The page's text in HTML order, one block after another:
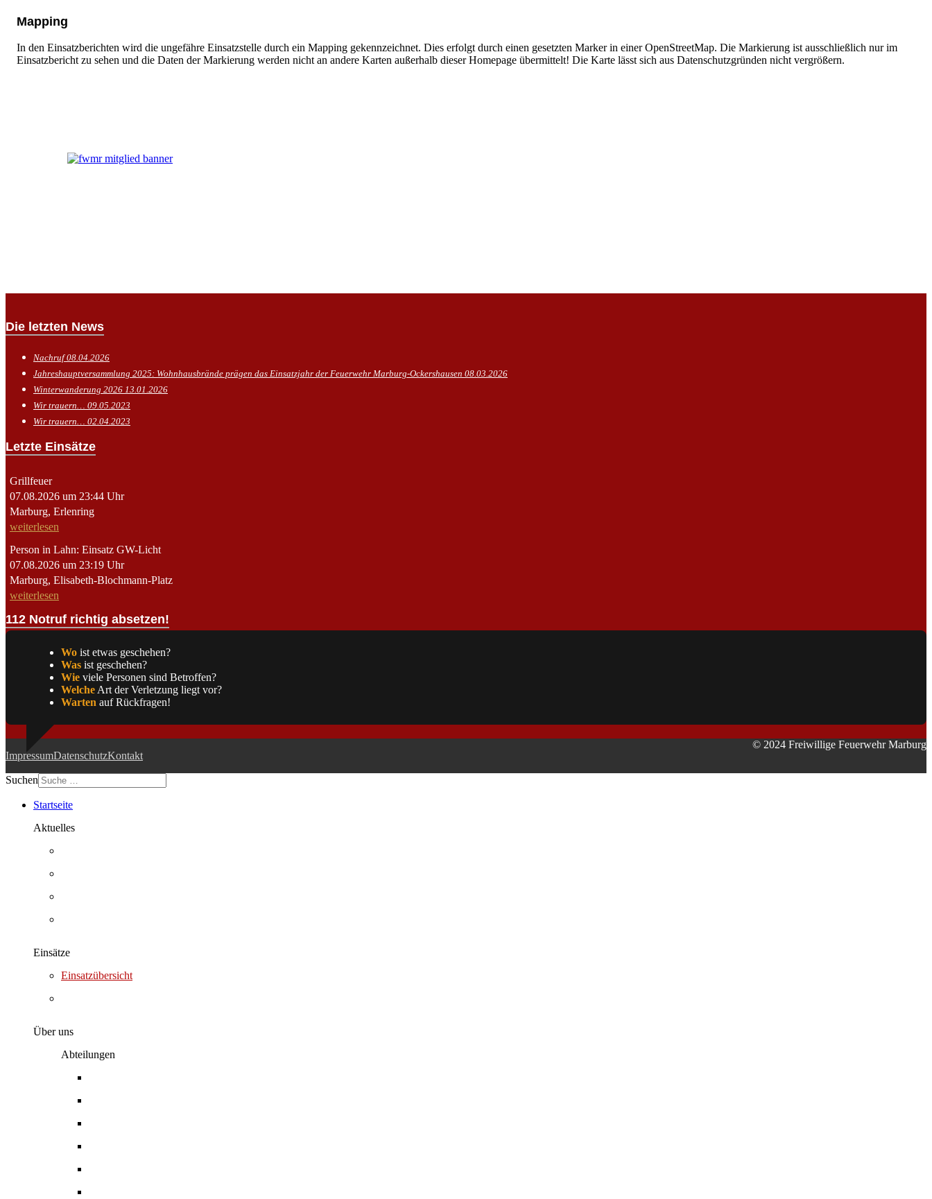
Mapping
In den Einsatzberichten wird die ungefähre Einsatzstelle durch ein Mapping gekennzeichnet. Dies erfolgt durch einen gesetzten Marker in einer OpenStreetMap. Die Markierung ist ausschließlich nur im
Einsatzbericht zu sehen und die Daten der Markierung werden nicht an andere Karten außerhalb dieser Homepage übermittelt! Die Karte lässt sich aus Datenschutzgründen nicht vergrößern.
Die letzten News
Nachruf08.04.2026
Jahreshauptversammlung 2025: Wohnhausbrände prägen das Einsatzjahr der Feuerwehr Marburg-Ockershausen 08.03.2026
Winterwanderung 2026 13.01.2026
Wir trauern… 09.05.2023
Wir trauern… 02.04.2023
Letzte Einsätze
Grillfeuer
07.08.2026 um 23:44 Uhr
Marburg, Erlenring
weiterlesen
Person in Lahn: Einsatz GW-Licht
07.08.2026 um 23:19 Uhr
Marburg, Elisabeth-Blochmann-Platz
weiterlesen
112 Notruf richtig absetzen!
Wo ist etwas geschehen?
Was ist geschehen?
Wie viele Personen sind Betroffen?
Welche Art der Verletzung liegt vor?
Warten auf Rückfragen!
ImpressumDatenschutzKontakt
© 2024 Freiwillige Feuerwehr Marburg
Suchen
Startseite
Aktuelles
Einsätze
Einsatzübersicht
Über uns
Abteilungen